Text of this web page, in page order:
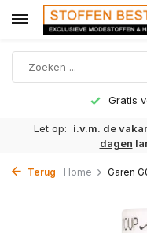
Gratis
Let op: i.v.m. de
dagen
Terug Home Garen